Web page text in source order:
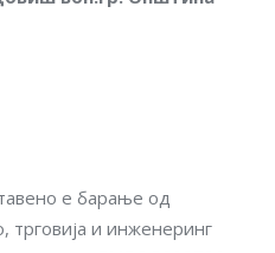
е барање од
и инженеринг